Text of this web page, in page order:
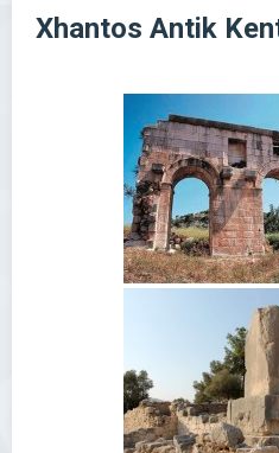
Xhantos Antik